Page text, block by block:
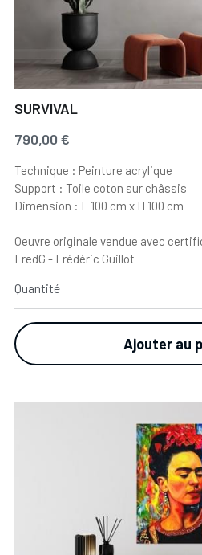
SURVIVAL
790,00 €
Technique : Peinture acrylique
Support : Toile coton sur châssis
Dimension : L 100 cm x H 100 cm
Oeuvre originale vendue avec
FredG - Frédéric Guillot
Quantité
Ajouter au